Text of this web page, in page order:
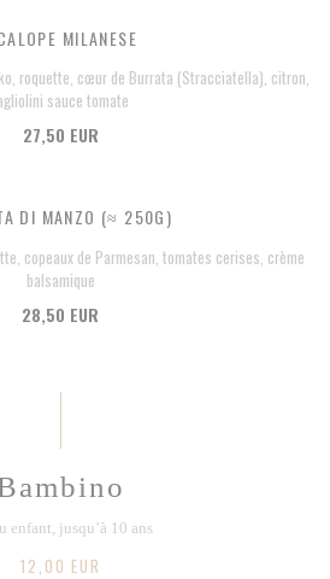
MILANESE
roquette, cœur de Burrata (Stracciatella), citron,
sauce tomate
27,50 EUR
DI MANZO (≈ 250G)
copeaux de Parmesan, tomates cerises, crème
balsamique
28,50 EUR
enfant, jusqu’à 10 ans
12,00 EUR